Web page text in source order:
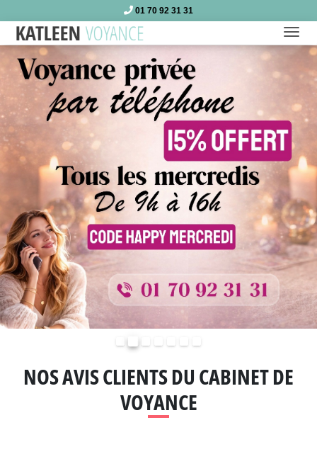
01 70 92 31 31
NOS AVIS CLIENTS DU CABINET DE
VOYANCE